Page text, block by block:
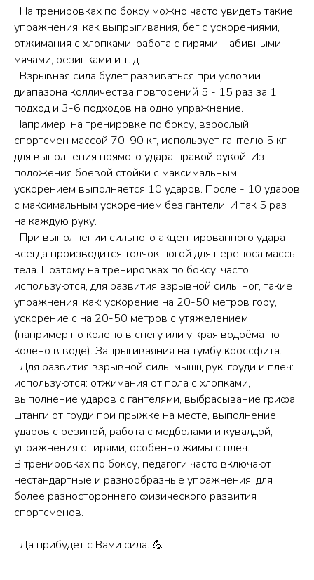
На тренировках по боксу можно часто увидеть такие
упражнения, как выпрыгивания, бег с ускорениями,
отжимания с хлопками, работа с гирями, набивными
мячами, резинками и т. д.
Взрывная сила будет развиваться при условии
диапазона колличества повторений 5 - 15 раз за 1
подход и 3-6 подходов на одно упражнение.
Например, на тренировке по боксу, взрослый
спортсмен массой 70-90 кг, использует гантелю 5 кг
для выполнения прямого удара правой рукой. Из
положения боевой стойки с максимальным
ускорением выполняется 10 ударов. После - 10 ударов
с максимальным ускорением без гантели. И так 5 раз
на каждую руку.
При выполнении сильного акцентированного удара
всегда производится толчок ногой для переноса массы
тела. Поэтому на тренировках по боксу, часто
используются, для развития взрывной силы ног, такие
упражнения, как: ускорение на 20-50 метров гору,
ускорение с на 20-50 метров с утяжелением
(например по колено в снегу или у края водоëма по
колено в воде). Запрыгиваяния на тумбу кроссфита.
Для развития взрывной силы мышц рук, груди и плеч:
используются: отжимания от пола с хлопками,
выполнение ударов с гантелями, выбрасывание грифа
штанги от груди при прыжке на месте, выполнение
ударов с резиной, работа с медболами и кувалдой,
упражнения с гирями, особенно жимы с плеч.
В тренировках по боксу, педагоги часто включают
нестандартные и разнообразные упражнения, для
более разностороннего физического развития
спортсменов.
Да прибудет с Вами сила. 💪